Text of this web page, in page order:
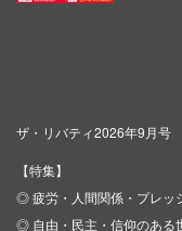
ザ・リバティ2026年9月号
【特集】
◎ 疲労・人間関係・プレッ
◎ 自由・民主・信仰のある